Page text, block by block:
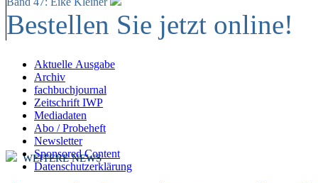
Bestellen Sie jetzt online!
Aktuelle Ausgabe
Archiv
fachbuchjournal
Zeitschrift IWP
Mediadaten
Abo / Probeheft
Newsletter
Sponsored Content
Datenschutzerklärung
WEITERE NEWS